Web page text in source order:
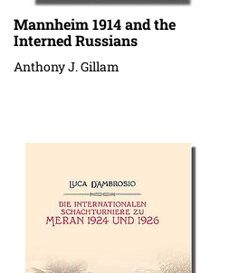
Mannheim 1914 and the
Interned Russians
Anthony J. Gillam